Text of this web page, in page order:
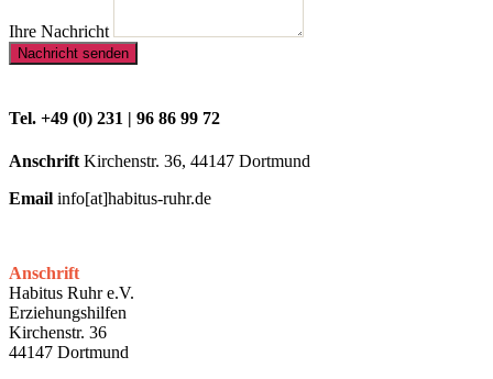
Ihre Nachricht
Nachricht senden
Tel. +49 (0) 231 | 96 86 99 72
Anschrift Kirchenstr. 36, 44147 Dortmund
Email info[at]habitus-ruhr.de
Anschrift
Habitus Ruhr e.V.
Erziehungshilfen
Kirchenstr. 36
44147 Dortmund